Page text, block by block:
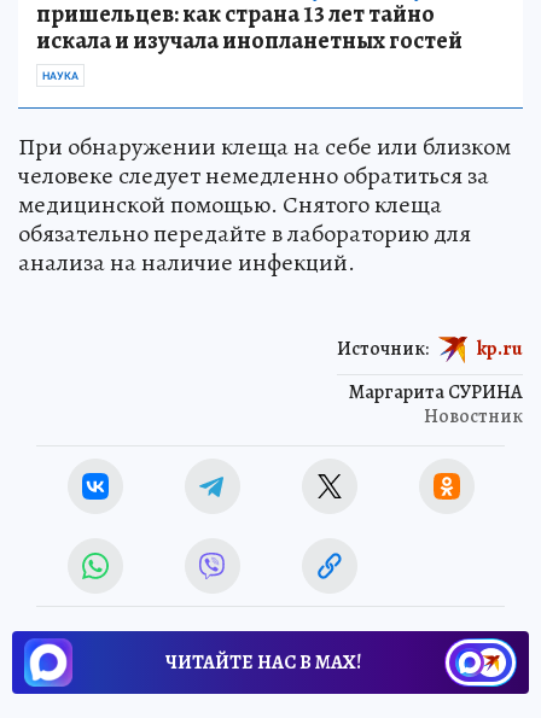
пришельцев: как страна 13 лет тайно
искала и изучала инопланетных гостей
НАУКА
При обнаружении клеща на себе или близком
человеке следует немедленно обратиться за
медицинской помощью. Снятого клеща
обязательно передайте в лабораторию для
анализа на наличие инфекций.
Маргарита СУРИНА
Новостник
Источник: kp.ru
ЧИТАЙТЕ НАС В МАХ!